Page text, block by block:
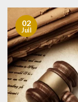
02
Juil